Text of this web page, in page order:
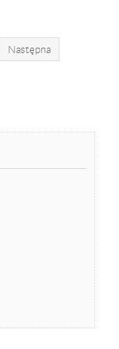
Następna